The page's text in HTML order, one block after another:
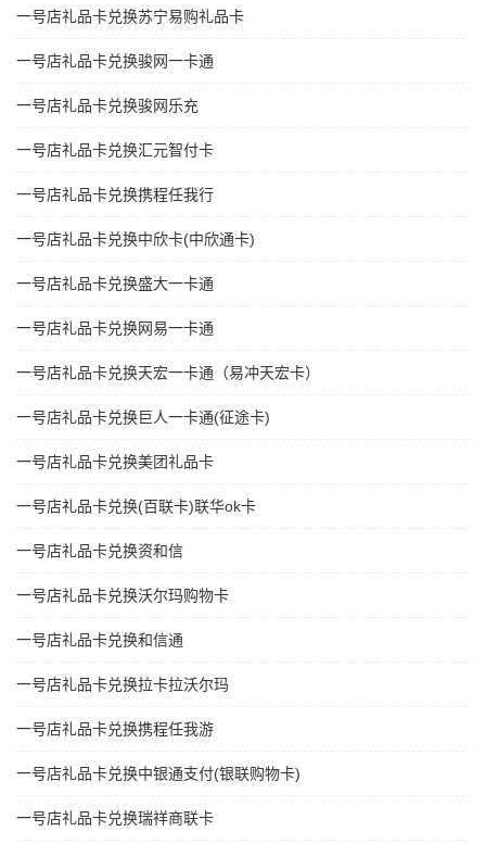
一号店礼品卡兑换苏宁易购礼品卡
一号店礼品卡兑换骏网一卡通
一号店礼品卡兑换骏网乐充
一号店礼品卡兑换汇元智付卡
一号店礼品卡兑换携程任我行
一号店礼品卡兑换中欣卡(中欣通卡)
一号店礼品卡兑换盛大一卡通
一号店礼品卡兑换网易一卡通
一号店礼品卡兑换天宏一卡通（易冲天宏卡）
一号店礼品卡兑换巨人一卡通(征途卡)
一号店礼品卡兑换美团礼品卡
一号店礼品卡兑换(百联卡)联华ok卡
一号店礼品卡兑换资和信
一号店礼品卡兑换沃尔玛购物卡
一号店礼品卡兑换和信通
一号店礼品卡兑换拉卡拉沃尔玛
一号店礼品卡兑换携程任我游
一号店礼品卡兑换中银通支付(银联购物卡)
一号店礼品卡兑换瑞祥商联卡